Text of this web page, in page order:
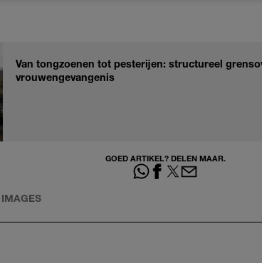
Van tongzoenen tot pesterijen: structureel
vrouwengevangenis
GOED ARTIKEL? DELEN MAAR.